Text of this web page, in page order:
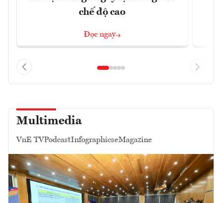
chế độ cao
Đọc ngay
Multimedia
VnE TVPodcastInfographicseMagazine